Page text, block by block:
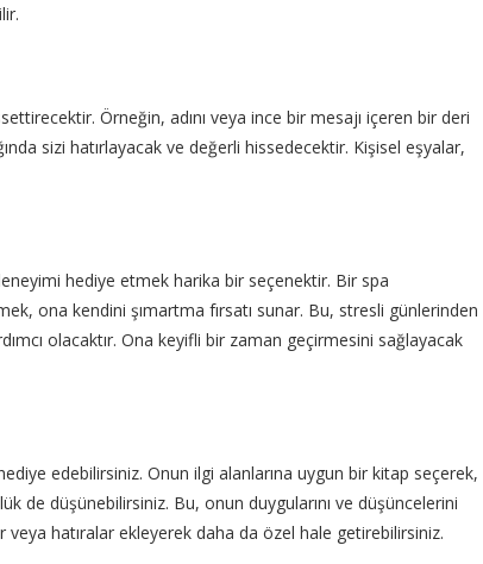
Örneğin, adını veya ince bir mesajı içeren bir deri
sizi hatırlayacak ve değerli hissedecektir. Kişisel eşyalar,
hediye etmek harika bir seçenektir. Bir spa
ona kendini şımartma fırsatı sunar. Bu, stresli günlerinden
olacaktır. Ona keyifli bir zaman geçirmesini sağlayacak
edebilirsiniz. Onun ilgi alanlarına uygun bir kitap seçerek,
de düşünebilirsiniz. Bu, onun duygularını ve düşüncelerini
hatıralar ekleyerek daha da özel hale getirebilirsiniz.